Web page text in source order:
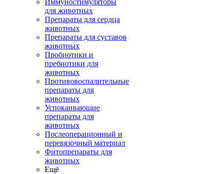
Иммуностимуляторы
для животных
Препараты для сердца
животных
Препараты для суставов
животных
Пробиотики и
пребиотики для
животных
Противовоспалительные
препараты для
животных
Успокаивающие
препараты для
животных
Послеоперационный и
перевязочный материал
Фитопрепараты для
животных
Ещё